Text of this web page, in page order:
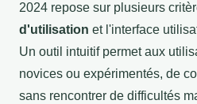
2024 repose sur plusieurs
d'utilisation et l'interface
Un outil intuitif permet aux
novices ou expérimentés, de
sans rencontrer de difficultés